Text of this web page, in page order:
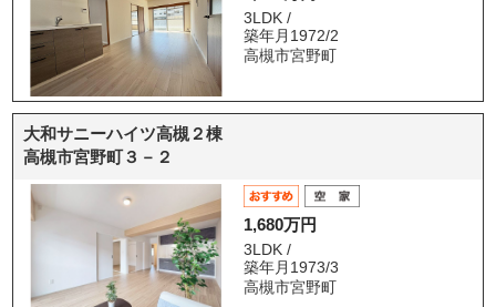
3LDK /
築年月1972/2
高槻市宮野町
大和サニーハイツ高槻２棟
高槻市宮野町３－２
1,680万円
3LDK /
築年月1973/3
高槻市宮野町